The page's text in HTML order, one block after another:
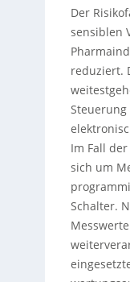
Der
sensiblen
reduziert.
Im Fall
sich um
Schalter.